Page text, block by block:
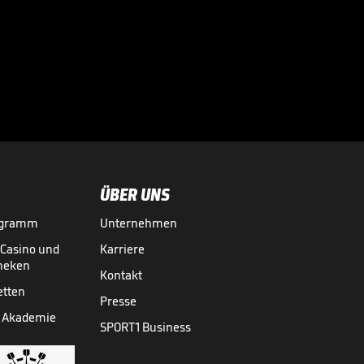
und
Akademie
ÜBER UNS
Unternehmen
Karriere
Kontakt
Presse
SPORT1 Business